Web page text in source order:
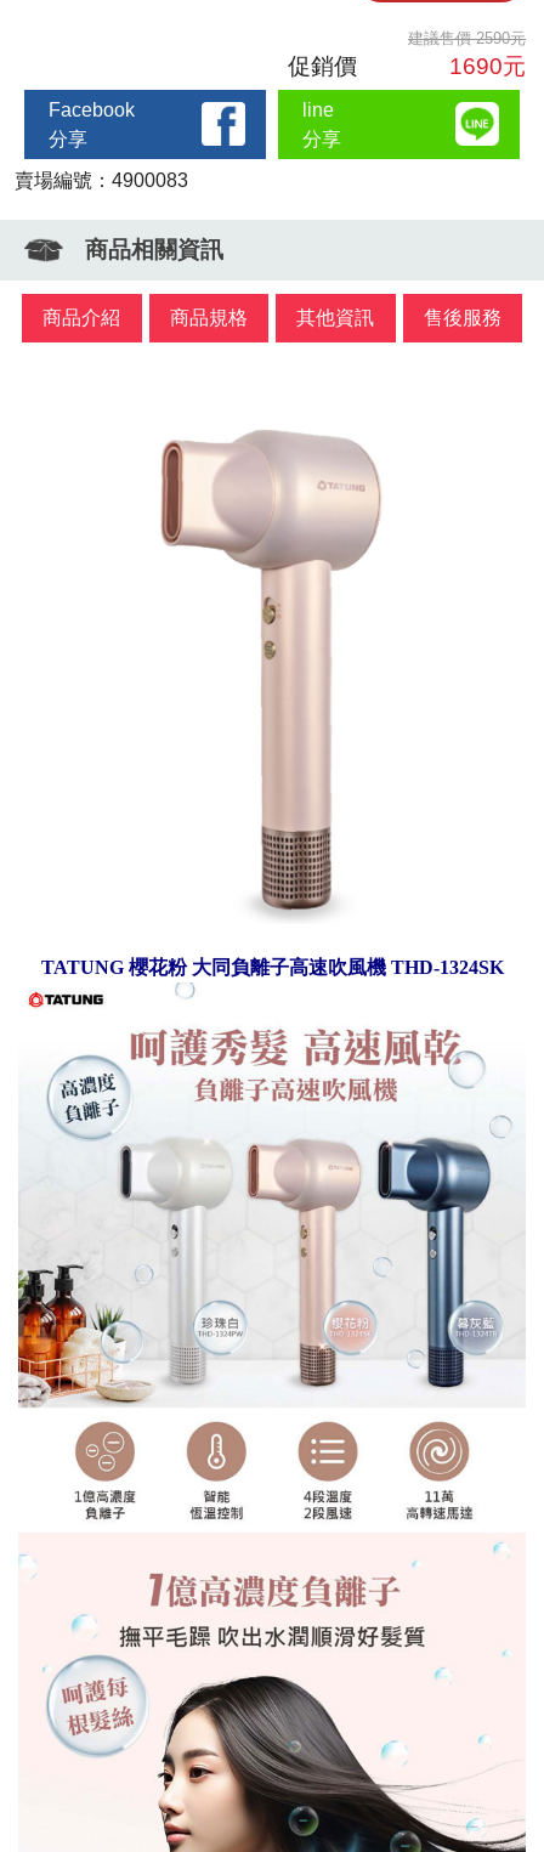
建議售價 2590元
促銷價 1690元
Facebook
分享
line
分享
賣場編號：4900083
商品相關資訊
商品介紹 商品規格 其他資訊 售後服務
TATUNG 櫻花粉 大同負離子高速吹風機 THD-1324SK